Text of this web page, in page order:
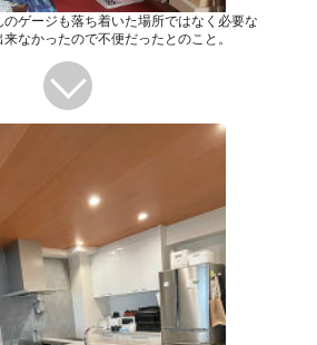
のゲージも落ち着いた場所ではなく必要な
なかったので不便だったとのこと。